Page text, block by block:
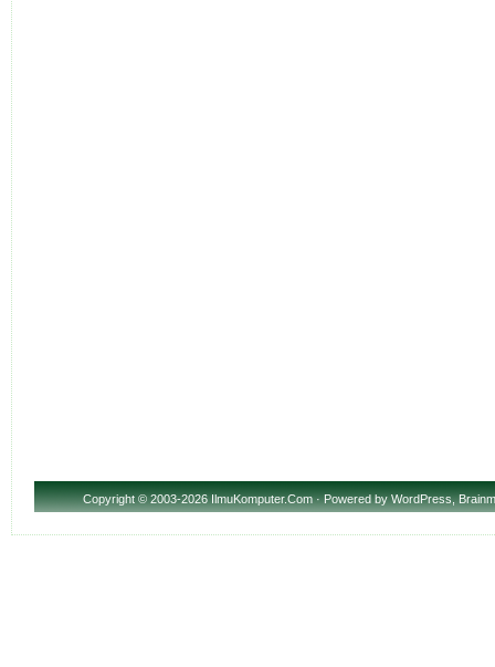
Copyright© 2003-2026 IlmuKomputer.Com · Powered byWordPress,